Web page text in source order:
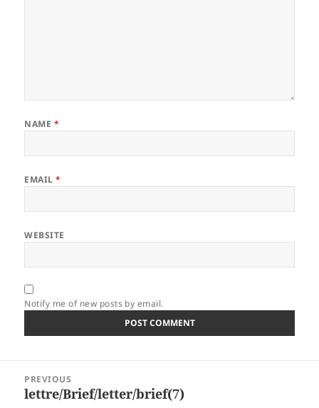
NAME *
EMAIL*
WEBSITE
Notify me of new posts by email.
navigation
PREVIOUS
Previous
lettre/Brief/letter/brief(7)